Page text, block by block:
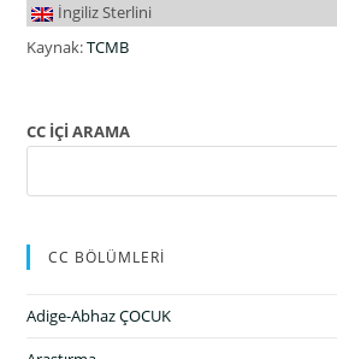
İngiliz Sterlini
Kaynak:TCMB
CC İÇİ ARAMA
CC BÖLÜMLERİ
Adige-Abhaz ÇOCUK